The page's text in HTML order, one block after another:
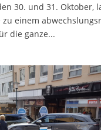
30. und 31. Oktober,
zu einem
die ganze...